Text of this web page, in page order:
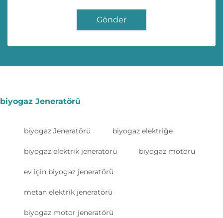
Gönder
biyogaz Jeneratörü
biyogaz Jeneratörü biyogaz elektriğe
biyogaz elektrik jeneratörü biyogaz motoru
ev için biyogaz jeneratörü
metan elektrik jeneratörü
biyogaz motor jeneratörü